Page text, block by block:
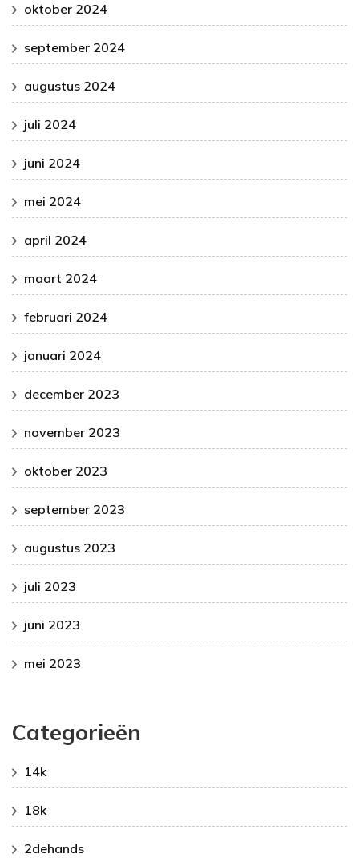
oktober 2024
september 2024
augustus 2024
juli 2024
juni 2024
mei 2024
april 2024
maart 2024
februari 2024
januari 2024
december 2023
november 2023
oktober 2023
september 2023
augustus 2023
juli 2023
juni 2023
mei 2023
Categorieën
14k
18k
2dehands